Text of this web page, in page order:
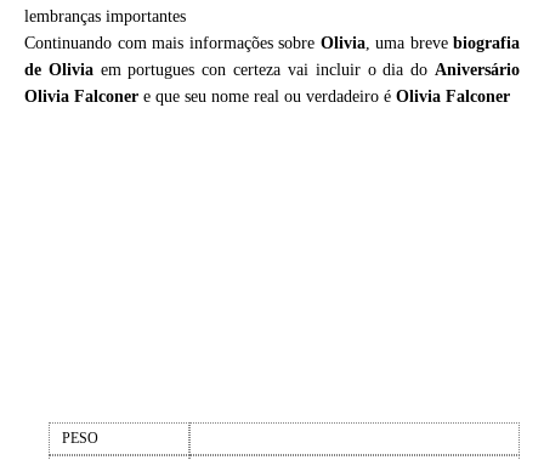
lembranças importantes
Continuando com mais informações sobre Olivia, uma breve biografia
de Oliviaem portugues con certeza vai incluir o dia doAniversário
Olivia Falconer e que seu nome real ou verdadeiro é Olivia Falconer
PESO